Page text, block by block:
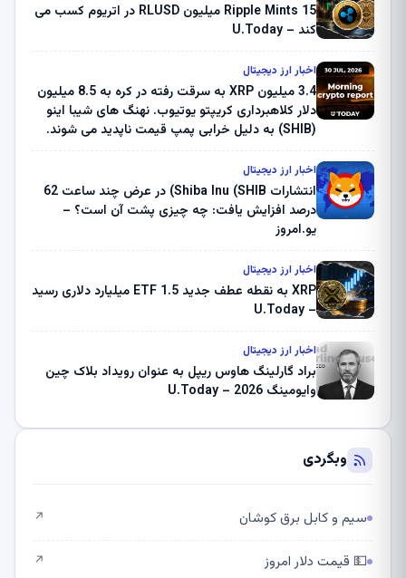
Ripple Mints 15 میلیون RLUSD در اتریوم کسب می
کند – U.Today
اخبار ارز دیجیتال
3.4 میلیون XRP به سرقت رفته در کره به 8.5 میلیون
دلار کلاهبرداری کریپتو یوتیوب. نهنگ های شیبا اینو
(SHIB) به دلیل خرابی پمپ قیمت ناپدید می شوند.
ثبت کرد – گزارش کریپتو صبح – U.Today
اخبار ارز دیجیتال
انتشارات Shiba Inu (SHIB) در عرض چند ساعت 62
درصد افزایش یافت: چه چیزی پشت آن است؟ –
یو.امروز
اخبار ارز دیجیتال
XRP به نقطه عطف جدید ETF 1.5 میلیارد دلاری رسید
– U.Today
اخبار ارز دیجیتال
براد گارلینگ هاوس ریپل به عنوان رویداد بلاک چین
وایومینگ 2026 – U.Today
وبگردی
سیم و کابل برق کوشان ↗
💵 قیمت دلار امروز ↗